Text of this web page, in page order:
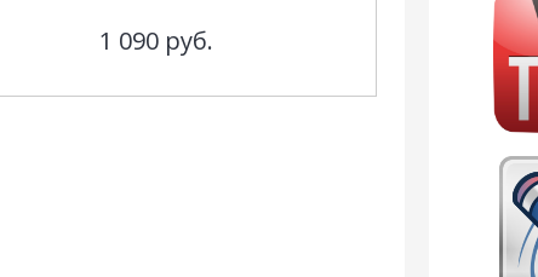
1 090 руб.